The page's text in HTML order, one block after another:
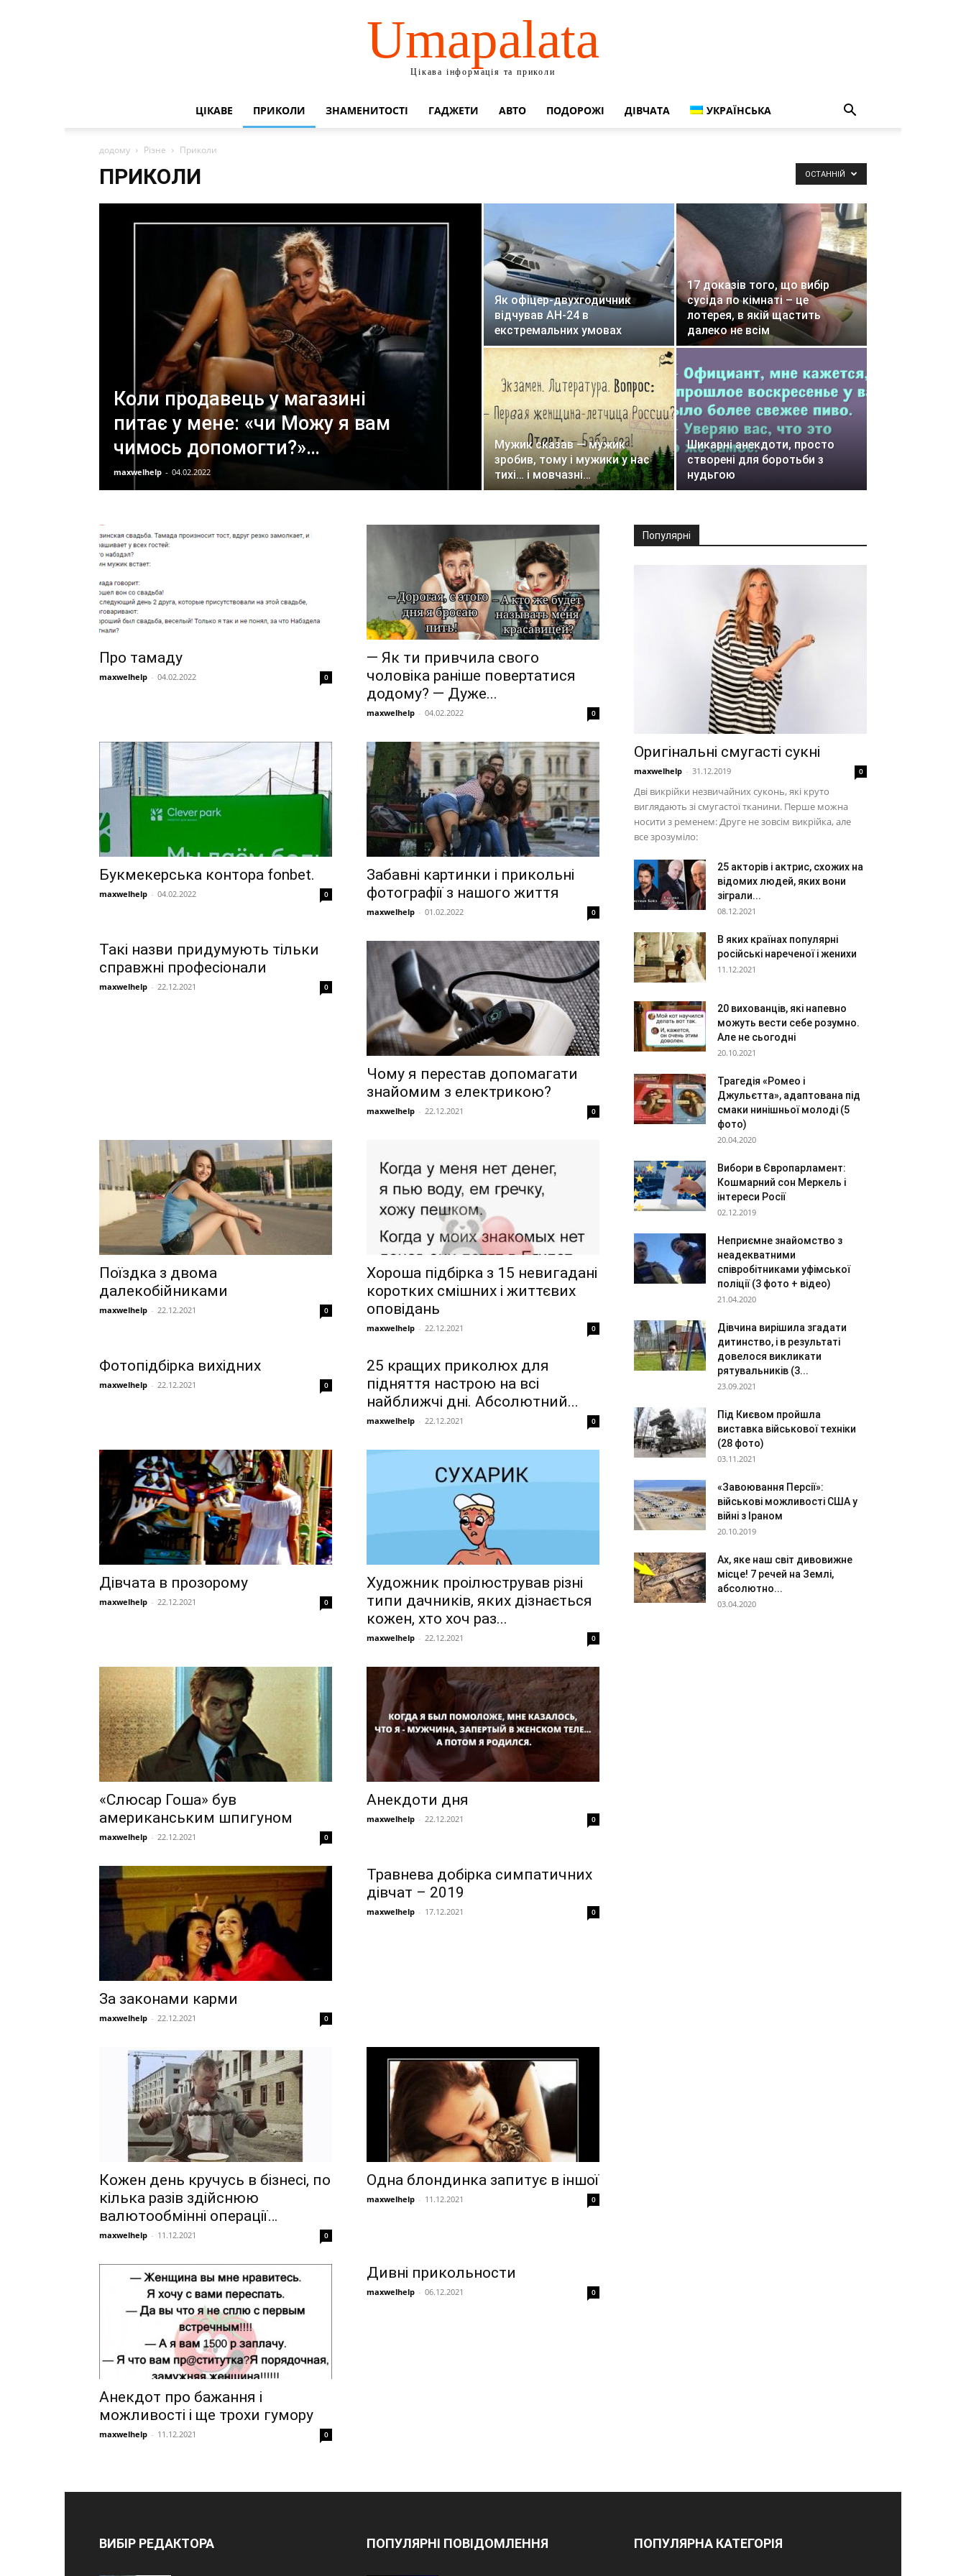
Umapalata
Цікава інформація та приколи
ЦІКАВЕ ПРИКОЛИ ЗНАМЕНИТОСТІ ГАДЖЕТИ АВТО ПОДОРОЖІ ДІВЧАТА УКРАЇНСЬКА
додому Різне Приколи
ПРИКОЛИ ОСТАННІЙ
Коли продавець у магазині
питає у мене: «чи Можу я вам
чимось допомогти?»…
maxwelhelp - 04.02.2022
Як офіцер-двухгодичник
відчував АН-24 в
екстремальних умовах
17 доказів того, що вибір
сусіда по кімнаті – це
лотерея, в якій щастить
далеко не всім
Мужик сказав — мужик
зробив, тому і мужики у нас
тихі… і мовчазні…
Шикарні анекдоти, просто
створені для боротьби з
нудьгою
Про тамаду
maxwelhelp - 04.02.2022 0
— Як ти привчила свого
чоловіка раніше повертатися
додому? — Дуже...
maxwelhelp - 04.02.2022 0
Букмекерська контора fonbet.
maxwelhelp - 04.02.2022 0
Забавні картинки і прикольні
фотографії з нашого життя
maxwelhelp - 01.02.2022 0
Такі назви придумують тільки
справжні професіонали
maxwelhelp - 22.12.2021 0
Чому я перестав допомагати
знайомим з електрикою?
maxwelhelp - 22.12.2021 0
Поїздка з двома
далекобійниками
maxwelhelp - 22.12.2021 0
Хороша підбірка з 15 невигадані
коротких смішних і життєвих
оповідань
maxwelhelp - 22.12.2021 0
Фотопідбірка вихідних
maxwelhelp - 22.12.2021 0
25 кращих приколюх для
підняття настрою на всі
найближчі дні. Абсолютний...
maxwelhelp - 22.12.2021 0
Дівчата в прозорому
maxwelhelp - 22.12.2021 0
Художник проілюстрував різні
типи дачників, яких дізнається
кожен, хто хоч раз...
maxwelhelp - 22.12.2021 0
«Слюсар Гоша» був
американським шпигуном
maxwelhelp - 22.12.2021 0
Анекдоти дня
maxwelhelp - 22.12.2021 0
За законами карми
maxwelhelp - 22.12.2021 0
Травнева добірка симпатичних
дівчат – 2019
maxwelhelp - 17.12.2021 0
Кожен день кручусь в бізнесі, по
кілька разів здійснюю
валютообмінні операції…
maxwelhelp - 11.12.2021 0
Одна блондинка запитує в іншої
maxwelhelp - 11.12.2021 0
Анекдот про бажання і
можливості і ще трохи гумору
maxwelhelp - 11.12.2021 0
Дивні прикольности
maxwelhelp - 06.12.2021 0
Популярні
Оригінальні смугасті сукні
maxwelhelp - 31.12.2019 0
Дві викрійки незвичайних суконь, які круто
виглядають зі смугастої тканини. Перше можна
носити з ременем: Друге не зовсім викрійка, але
все зрозуміло:
25 акторів і актрис, схожих на
відомих людей, яких вони
зіграли...
08.12.2021
В яких країнах популярні
російські нареченої і женихи
11.12.2021
20 вихованців, які напевно
можуть вести себе розумно.
Але не сьогодні
20.10.2021
Трагедія «Ромео і
Джульєтта», адаптована під
смаки нинішньої молоді (5
фото)
20.04.2020
Вибори в Європарламент:
Кошмарний сон Меркель і
інтереси Росії
02.12.2019
Неприємне знайомство з
неадекватними
співробітниками уфімської
поліції (3 фото + відео)
21.04.2020
Дівчина вирішила згадати
дитинство, і в результаті
довелося викликати
рятувальників (3...
23.09.2021
Під Києвом пройшла
виставка військової техніки
(28 фото)
03.11.2021
«Завоювання Персії»:
військові можливості США у
війні з Іраном
20.10.2019
Ах, яке наш світ дивовижне
місце! 7 речей на Землі,
абсолютно...
03.04.2020
ВИБІР РЕДАКТОРА ПОПУЛЯРНІ ПОВІДОМЛЕННЯ ПОПУЛЯРНА КАТЕГОРІЯ